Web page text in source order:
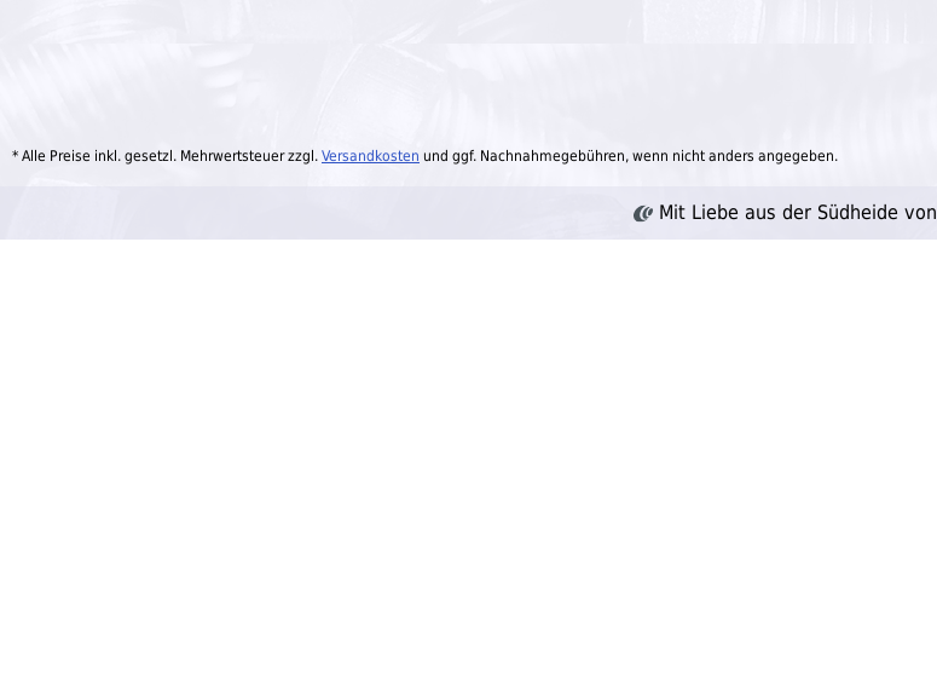
* Alle Preise inkl. gesetzl. Mehrwertsteuer zzgl. Versandkosten und ggf. Nachnahmegebühren, wenn nicht anders angegeben.
Mit Liebe aus der Südheide von